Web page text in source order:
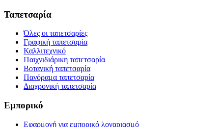
Ταπετσαρία
Όλες οι ταπετσαρίες
Γραφική ταπετσαρία
Καλλιτεχνικό
Παιχνιδιάρικη ταπετσαρία
Βοτανική ταπετσαρία
Πανόραμα ταπετσαρία
Διαχρονική ταπετσαρία
Εμπορικό
Εφαρμογή για εμπορικό λογαριασμό